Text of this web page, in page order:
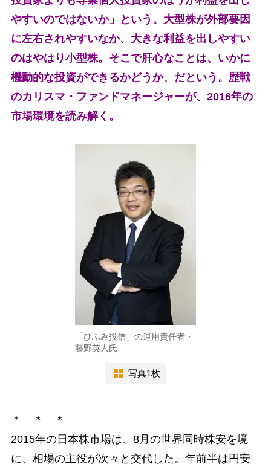
やすいのではないか」という。大型株が外部要因
に左右されやすいなか、大きな利益を出しやすい
のはやはり小型株。そこで肝心なことは、いかに
機動的な投資ができるかどうか、だという。歴戦
のカリスマ・ファンドマネージャーが、2016年の
市場環境を読み解く。
「ひふみ投信」の運用責任者・
藤野英人氏
写真1枚
＊ ＊ ＊
2015年の日本株市場は、8月の世界同時株安を境
に、相場の主役が次々と交代した。年前半は円安